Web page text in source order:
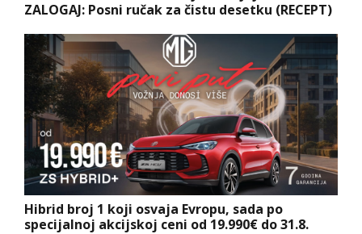
ZALOGAJ: Posni ručak za čistu desetku (RECEPT)
Hibrid broj 1 koji osvaja Evropu, sada po
specijalnoj akcijskoj ceni od 19.990€ do 31.8.